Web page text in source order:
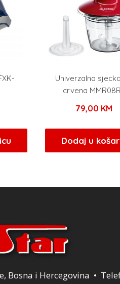
Univerzalna
crvena
79,00 KM
Dodaj u
Bosna i Hercegovina •